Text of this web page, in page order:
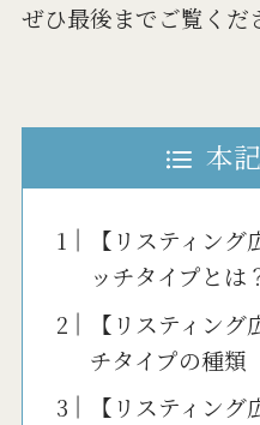
ぜひ最後までご覧くだ
本
【リスティン
ッチタイプとは
【リスティン
チタイプの種類
【リスティン